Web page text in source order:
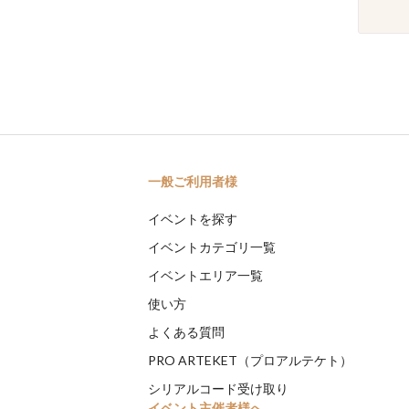
一般ご利用者様
イベントを探す
イベントカテゴリ一覧
イベントエリア一覧
使い方
よくある質問
PRO ARTEKET（プロアルテケト）
シリアルコード受け取り